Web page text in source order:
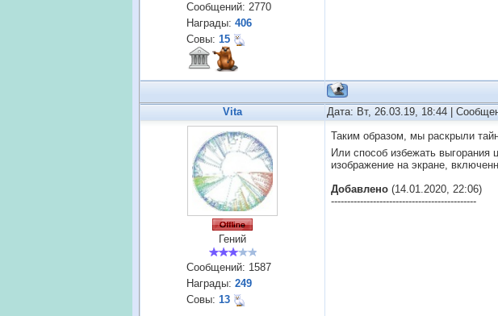
Сообщений: 2770
Награды: 406
Совы: 15
Vita Дата: Вт, 26.03.19, 18:44 |
Гений
Сообщений: 1587
Награды: 249
Совы: 13
Таким образом, мы раскрыли
Или способ избежать выгорания
изображение на экране,
Добавлено (14.01.2020, 22:06)
---------------------------------------------